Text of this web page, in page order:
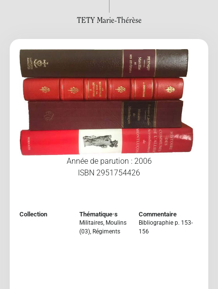
TETY Marie-Thérèse
Année de parution : 2006
ISBN 2951754426
Collection Thématique·s
Militaires, Moulins
(03), Régiments
Commentaire
Bibliographie p. 153-
156